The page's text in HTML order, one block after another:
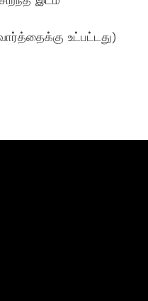
உட்பட்டது)